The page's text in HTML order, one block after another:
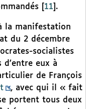
11 .
la manifestation
du 2 décembre
socialistes
eux à
de François
, avec qui il « fait
portent tous deux